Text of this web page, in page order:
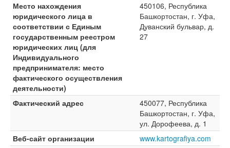
Место нахождения
юридического лица в
соответствии с Единым
государственным реестром
юридических лиц (для
Индивидуального
предпринимателя: место
фактического осуществления
деятельности)
450106, Республика
Башкортостан, г. Уфа,
Дуванский бульвар, д.
27
Фактический адрес
450077, Республика
Башкортостан, г. Уфа,
ул. Дорофеева, д. 1
Веб-сайт организации
www.kartografiya.com